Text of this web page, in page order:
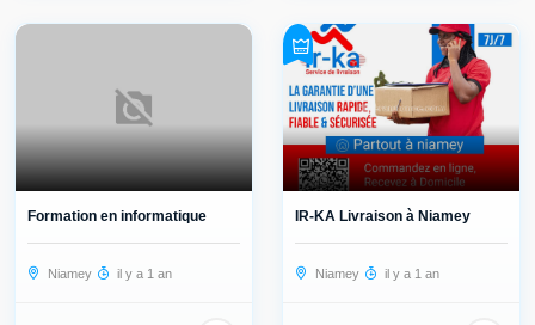
Formation en informatique
Niamey il y a 1 an
IR-KA Livraison à Niamey
Niamey il y a 1 an